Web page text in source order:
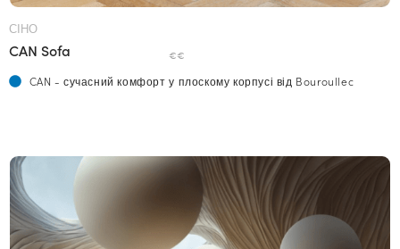
СІНО
CAN Sofa €€
CAN - сучасний комфорт у плоскому корпусі від Bouroullec